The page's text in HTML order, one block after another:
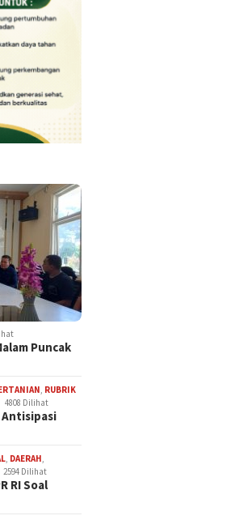
Puncak
RUBRIK
4808 Dilihat
DAERAH
2594 Dilihat
RI Soal